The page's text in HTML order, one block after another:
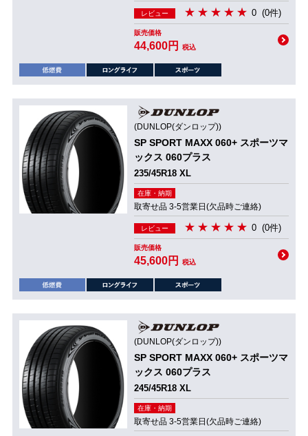
レビュー 0 (0件)
販売価格
44,600円 税込
(DUNLOP(ダンロップ))
SP SPORT MAXX 060+ スポーツマ
ックス 060プラス
235/45R18 XL
在庫・納期
取寄せ品 3-5営業日(欠品時ご連絡)
レビュー 0 (0件)
販売価格
45,600円 税込
(DUNLOP(ダンロップ))
SP SPORT MAXX 060+ スポーツマ
ックス 060プラス
245/45R18 XL
在庫・納期
取寄せ品 3-5営業日(欠品時ご連絡)